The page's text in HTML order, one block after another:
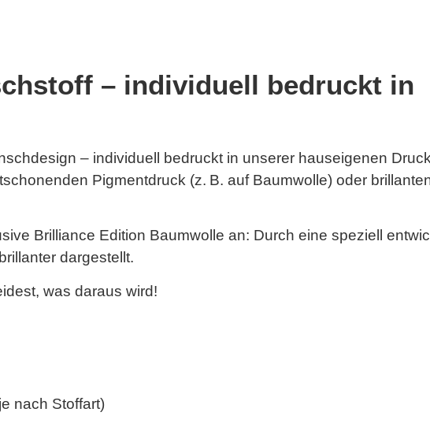
– individuell bedruckt in
– individuell bedruckt in unserer hauseigenen
Pigmentdruck (z. B. auf Baumwolle) oder
Brilliance Edition Baumwolle an: Durch eine speziell
dargestellt.
was daraus wird!
nach Stoffart)